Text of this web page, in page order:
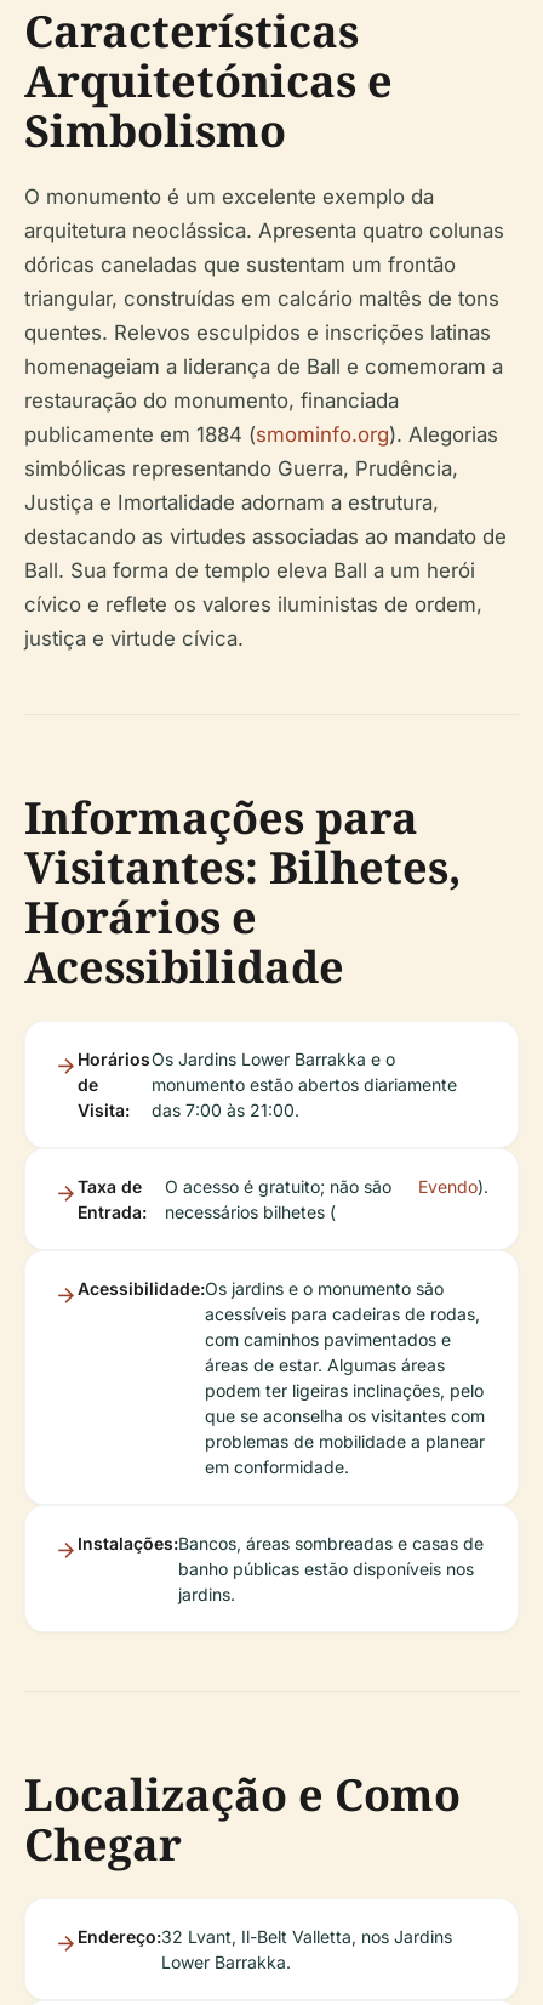
Características
Arquitetónicas e
Simbolismo
O monumento é um excelente exemplo da
arquitetura neoclássica. Apresenta quatro colunas
dóricas caneladas que sustentam um frontão
triangular, construídas em calcário maltês de tons
quentes. Relevos esculpidos e inscrições latinas
homenageiam a liderança de Ball e comemoram a
restauração do monumento, financiada
publicamente em 1884 (smominfo.org). Alegorias
simbólicas representando Guerra, Prudência,
Justiça e Imortalidade adornam a estrutura,
destacando as virtudes associadas ao mandato de
Ball. Sua forma de templo eleva Ball a um herói
cívico e reflete os valores iluministas de ordem,
justiça e virtude cívica.
Informações para
Visitantes: Bilhetes,
Horários e
Acessibilidade
Horários
de
Visita:
Os Jardins Lower Barrakka e o
monumento estão abertos diariamente
das 7:00 às 21:00.
Taxa de
Entrada:
O acesso é gratuito; não são
necessários bilhetes (
Evendo).
Acessibilidade:Os jardins e o monumento são
acessíveis para cadeiras de rodas,
com caminhos pavimentados e
áreas de estar. Algumas áreas
podem ter ligeiras inclinações, pelo
que se aconselha os visitantes com
problemas de mobilidade a planear
em conformidade.
Instalações:Bancos, áreas sombreadas e casas de
banho públicas estão disponíveis nos
jardins.
Localização e Como
Chegar
Endereço:32 Lvant, Il-Belt Valletta, nos Jardins
Lower Barrakka.